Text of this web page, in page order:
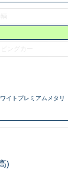
ングカー
イトプレミアムメタリ
)